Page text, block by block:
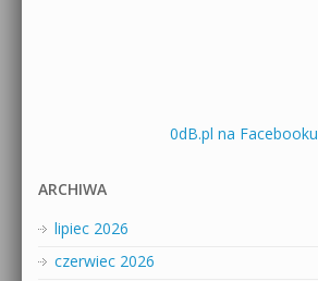
0dB.pl na Facebooku
ARCHIWA
lipiec 2026
czerwiec 2026